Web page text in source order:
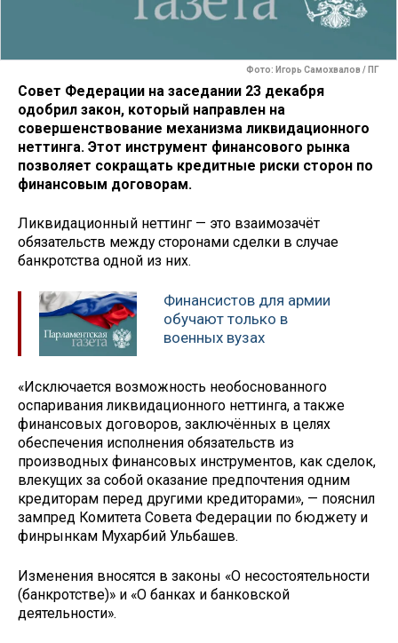
Фото: Игорь Самохвалов / ПГ
Совет Федерации на заседании 23 декабря
одобрил закон, который направлен на
совершенствование механизма ликвидационного
неттинга. Этот инструмент финансового рынка
позволяет сокращать кредитные риски сторон по
финансовым договорам.
Ликвидационный неттинг — это взаимозачёт
обязательств между сторонами сделки в случае
банкротства одной из них.
Финансистов для армии
обучают только в
военных вузах
«Исключается возможность необоснованного
оспаривания ликвидационного неттинга, а также
финансовых договоров, заключённых в целях
обеспечения исполнения обязательств из
производных финансовых инструментов, как сделок,
влекущих за собой оказание предпочтения одним
кредиторам перед другими кредиторами», — пояснил
зампред Комитета Совета Федерации по бюджету и
финрынкам Мухарбий Ульбашев.
Изменения вносятся в законы «О несостоятельности
(банкротстве)» и «О банках и банковской
деятельности».